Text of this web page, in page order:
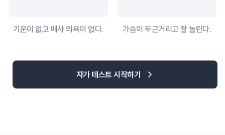
기운이 없고 매사 의욕이 없다. 가슴이 두근거리고 잘 놀란다.
자가 테스트 시작하기